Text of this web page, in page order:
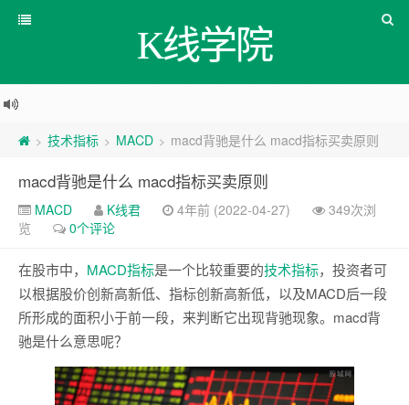
K线学院
> 技术指标 > MACD > macd背驰是什么 macd指标买卖原则
macd背驰是什么 macd指标买卖原则
MACD K线君 4年前 (2022-04-27)
349次浏
览
0个评论
在股市中， MACD指标是一个比较重要的技术指标，投资者可
以根据股价创新高新低、指标创新高新低，以及MACD后一段
所形成的面积小于前一段，来判断它出现背驰现象。macd背
驰是什么意思呢？